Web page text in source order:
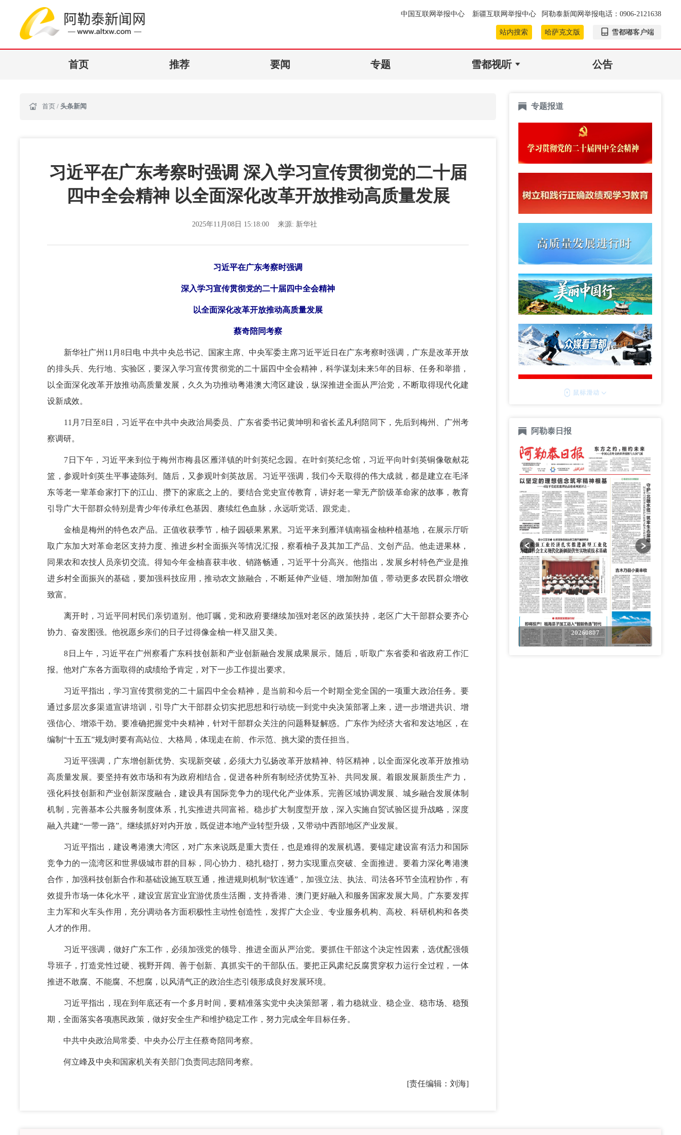
中国互联网举报中心 新疆互联网举报中心 阿勒泰新闻网举报电话：0906-2121638
站内搜索 哈萨克文版 雪都嘟客户端
首页 推荐 要闻 专题 雪都视听 公告
首页 / 头条新闻
习近平在广东考察时强调 深入学习宣传贯彻党的二十届
四中全会精神 以全面深化改革开放推动高质量发展
2025年11月08日 15:18:00 来源: 新华社
习近平在广东考察时强调
深入学习宣传贯彻党的二十届四中全会精神
以全面深化改革开放推动高质量发展
蔡奇陪同考察
新华社广州11月8日电 中共中央总书记、国家主席、中央军委主席习近平近日在广东考察时强调，广东是改革开放
的排头兵、先行地、实验区，要深入学习宣传贯彻党的二十届四中全会精神，科学谋划未来5年的目标、任务和举措，
以全面深化改革开放推动高质量发展，久久为功推动粤港澳大湾区建设，纵深推进全面从严治党，不断取得现代化建
设新成效。
11月7日至8日，习近平在中共中央政治局委员、广东省委书记黄坤明和省长孟凡利陪同下，先后到梅州、广州考
察调研。
7日下午，习近平来到位于梅州市梅县区雁洋镇的叶剑英纪念园。在叶剑英纪念馆，习近平向叶剑英铜像敬献花
篮，参观叶剑英生平事迹陈列。随后，又参观叶剑英故居。习近平强调，我们今天取得的伟大成就，都是建立在毛泽
东等老一辈革命家打下的江山、攒下的家底之上的。要结合党史宣传教育，讲好老一辈无产阶级革命家的故事，教育
引导广大干部群众特别是青少年传承红色基因、赓续红色血脉，永远听党话、跟党走。
金柚是梅州的特色农产品。正值收获季节，柚子园硕果累累。习近平来到雁洋镇南福金柚种植基地，在展示厅听
取广东加大对革命老区支持力度、推进乡村全面振兴等情况汇报，察看柚子及其加工产品、文创产品。他走进果林，
同果农和农技人员亲切交流。得知今年金柚喜获丰收、销路畅通，习近平十分高兴。他指出，发展乡村特色产业是推
进乡村全面振兴的基础，要加强科技应用，推动农文旅融合，不断延伸产业链、增加附加值，带动更多农民群众增收
致富。
离开时，习近平同村民们亲切道别。他叮嘱，党和政府要继续加强对老区的政策扶持，老区广大干部群众要齐心
协力、奋发图强。他祝愿乡亲们的日子过得像金柚一样又甜又美。
8日上午，习近平在广州察看广东科技创新和产业创新融合发展成果展示。随后，听取广东省委和省政府工作汇
报。他对广东各方面取得的成绩给予肯定，对下一步工作提出要求。
习近平指出，学习宣传贯彻党的二十届四中全会精神，是当前和今后一个时期全党全国的一项重大政治任务。要
通过多层次多渠道宣讲培训，引导广大干部群众切实把思想和行动统一到党中央决策部署上来，进一步增进共识、增
强信心、增添干劲。要准确把握党中央精神，针对干部群众关注的问题释疑解惑。广东作为经济大省和发达地区，在
编制“十五五”规划时要有高站位、大格局，体现走在前、作示范、挑大梁的责任担当。
习近平强调，广东增创新优势、实现新突破，必须大力弘扬改革开放精神、特区精神，以全面深化改革开放推动
高质量发展。要坚持有效市场和有为政府相结合，促进各种所有制经济优势互补、共同发展。着眼发展新质生产力，
强化科技创新和产业创新深度融合，建设具有国际竞争力的现代化产业体系。完善区域协调发展、城乡融合发展体制
机制，完善基本公共服务制度体系，扎实推进共同富裕。稳步扩大制度型开放，深入实施自贸试验区提升战略，深度
融入共建“一带一路”。继续抓好对内开放，既促进本地产业转型升级，又带动中西部地区产业发展。
习近平指出，建设粤港澳大湾区，对广东来说既是重大责任，也是难得的发展机遇。要锚定建设富有活力和国际
竞争力的一流湾区和世界级城市群的目标，同心协力、稳扎稳打，努力实现重点突破、全面推进。要着力深化粤港澳
合作，加强科技创新合作和基础设施互联互通，推进规则机制“软连通”，加强立法、执法、司法各环节全流程协作，有
效提升市场一体化水平，建设宜居宜业宜游优质生活圈，支持香港、澳门更好融入和服务国家发展大局。广东要发挥
主力军和火车头作用，充分调动各方面积极性主动性创造性，发挥广大企业、专业服务机构、高校、科研机构和各类
人才的作用。
习近平强调，做好广东工作，必须加强党的领导、推进全面从严治党。要抓住干部这个决定性因素，选优配强领
导班子，打造党性过硬、视野开阔、善于创新、真抓实干的干部队伍。要把正风肃纪反腐贯穿权力运行全过程，一体
推进不敢腐、不能腐、不想腐，以风清气正的政治生态引领形成良好发展环境。
习近平指出，现在到年底还有一个多月时间，要精准落实党中央决策部署，着力稳就业、稳企业、稳市场、稳预
期，全面落实各项惠民政策，做好安全生产和维护稳定工作，努力完成全年目标任务。
中共中央政治局常委、中央办公厅主任蔡奇陪同考察。
何立峰及中央和国家机关有关部门负责同志陪同考察。
[责任编辑：刘海]
专题报道
阿勒泰日报
20260807